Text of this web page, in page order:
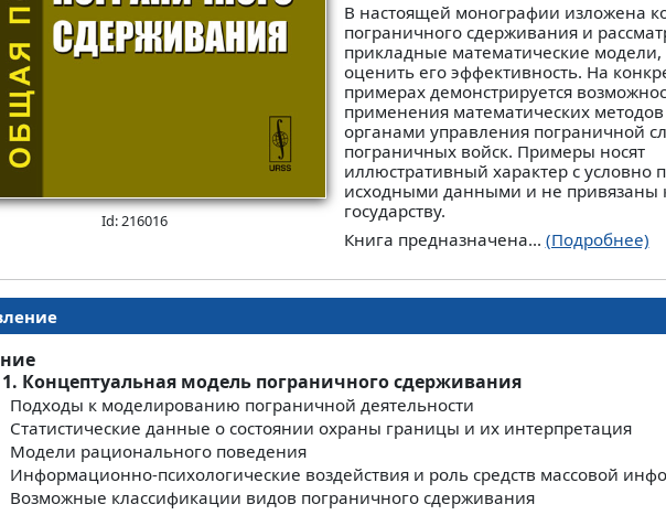
Id: 216016
В настоящей монографии изложена
пограничного сдерживания и
прикладные математические
оценить его эффективность. На
примерах демонстрируется
применения математических
органами управления пограничной
пограничных войск. Примеры носят
иллюстративный характер с условно
исходными данными и не привязаны
государству.
Книга предназначена... (Подробнее)
1. Концептуальная модель пограничного сдерживания
Подходы к моделированию пограничной деятельности
Статистические данные о состоянии охраны границы и их интерпретация
Модели рационального поведения
Информационно-психологические воздействия и роль средств массовой
Возможные классификации видов пограничного сдерживания